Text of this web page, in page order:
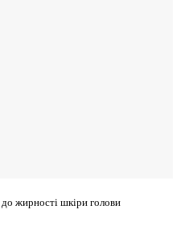
жирності шкіри голови